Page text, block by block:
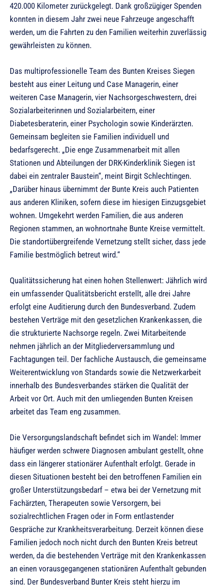
420.000 Kilometer zurückgelegt. Dank großzügiger Spenden
konnten in diesem Jahr zwei neue Fahrzeuge angeschafft
werden, um die Fahrten zu den Familien weiterhin zuverlässig
gewährleisten zu können.
Das multiprofessionelle Team des Bunten Kreises Siegen
besteht aus einer Leitung und Case Managerin, einer
weiteren Case Managerin, vier Nachsorgeschwestern, drei
Sozialarbeiterinnen und Sozialarbeitern, einer
Diabetesberaterin, einer Psychologin sowie Kinderärzten.
Gemeinsam begleiten sie Familien individuell und
bedarfsgerecht. „Die enge Zusammenarbeit mit allen
Stationen und Abteilungen der DRK-Kinderklinik Siegen ist
dabei ein zentraler Baustein“, meint Birgit Schlechtingen.
„Darüber hinaus übernimmt der Bunte Kreis auch Patienten
aus anderen Kliniken, sofern diese im hiesigen Einzugsgebiet
wohnen. Umgekehrt werden Familien, die aus anderen
Regionen stammen, an wohnortnahe Bunte Kreise vermittelt.
Die standortübergreifende Vernetzung stellt sicher, dass jede
Familie bestmöglich betreut wird.“
Qualitätssicherung hat einen hohen Stellenwert: Jährlich wird
ein umfassender Qualitätsbericht erstellt, alle drei Jahre
erfolgt eine Auditierung durch den Bundesverband. Zudem
bestehen Verträge mit den gesetzlichen Krankenkassen, die
die strukturierte Nachsorge regeln. Zwei Mitarbeitende
nehmen jährlich an der Mitgliederversammlung und
Fachtagungen teil. Der fachliche Austausch, die gemeinsame
Weiterentwicklung von Standards sowie die Netzwerkarbeit
innerhalb des Bundesverbandes stärken die Qualität der
Arbeit vor Ort. Auch mit den umliegenden Bunten Kreisen
arbeitet das Team eng zusammen.
Die Versorgungslandschaft befindet sich im Wandel: Immer
häufiger werden schwere Diagnosen ambulant gestellt, ohne
dass ein längerer stationärer Aufenthalt erfolgt. Gerade in
diesen Situationen besteht bei den betroffenen Familien ein
großer Unterstützungsbedarf – etwa bei der Vernetzung mit
Fachärzten, Therapeuten sowie Versorgern, bei
sozialrechtlichen Fragen oder in Form entlastender
Gespräche zur Krankheitsverarbeitung. Derzeit können diese
Familien jedoch noch nicht durch den Bunten Kreis betreut
werden, da die bestehenden Verträge mit den Krankenkassen
an einen vorausgegangenen stationären Aufenthalt gebunden
sind. Der Bundesverband Bunter Kreis steht hierzu im